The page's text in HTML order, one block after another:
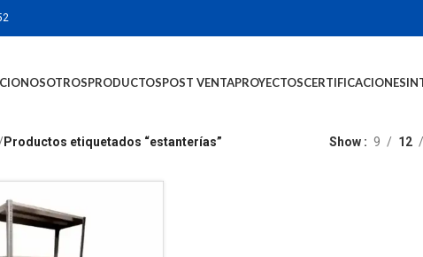
NOSOTROSPRODUCTOSPOST VENTAPROYECTOSCERTIFICACIONES
Productos etiquetados “estanterías” Show 9 12